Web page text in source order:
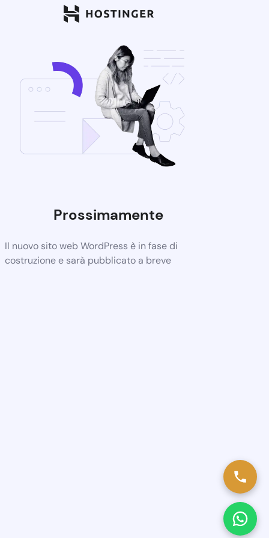
Prossimamente
Il nuovo sito web WordPress è in fase di
costruzione e sarà pubblicato a breve